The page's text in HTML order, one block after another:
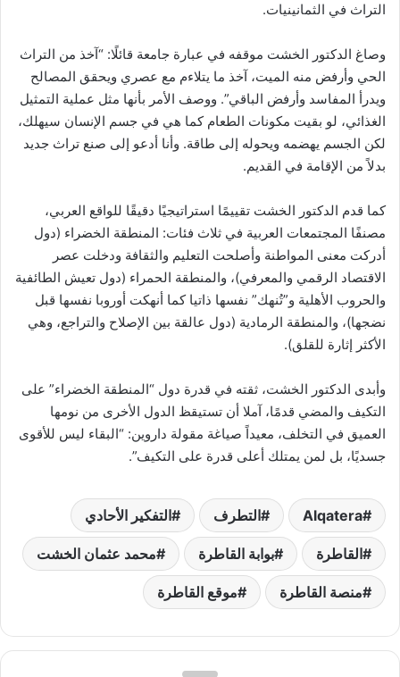
التراث في الثمانينيات.
وصاغ الدكتور الخشت موقفه في عبارة جامعة قائلًا: “آخذ من التراث
الحي وأرفض منه الميت، آخذ ما يتلاءم مع عصري ويحقق المصالح
ويدرأ المفاسد وأرفض الباقي”. ووصف الأمر بأنها مثل عملية التمثيل
الغذائي، لو بقيت مكونات الطعام كما هي في جسم الإنسان سيهلك،
لكن الجسم يهضمه ويحوله إلى طاقة. وأنا أدعو إلى صنع تراث جديد
بدلاً من الإقامة في القديم.
كما قدم الدكتور الخشت تقييمًا استراتيجيًا دقيقًا للواقع العربي،
مصنفًا المجتمعات العربية في ثلاث فئات: المنطقة الخضراء (دول
أدركت معنى المواطنة وأصلحت التعليم والثقافة ودخلت عصر
الاقتصاد الرقمي والمعرفي)، والمنطقة الحمراء (دول تعيش الطائفية
والحروب الأهلية و”تُنهك” نفسها ذاتيا كما أنهكت أوروبا نفسها قبل
نضجها)، والمنطقة الرمادية (دول عالقة بين الإصلاح والتراجع، وهي
الأكثر إثارة للقلق).
وأبدى الدكتور الخشت، ثقته في قدرة دول “المنطقة الخضراء” على
التكيف والمضي قدمًا، آملا أن تستيقظ الدول الأخرى من نومها
العميق في التخلف، معيداً صياغة مقولة داروين: “البقاء ليس للأقوى
جسديًا، بل لمن يمتلك أعلى قدرة على التكيف”.
Alqatera التطرف التفكير الأحادي
القاطرة بوابة القاطرة محمد عثمان الخشت
منصة القاطرة موقع القاطرة